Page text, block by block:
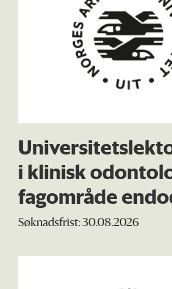
i klinisk
fagområde
Søknadsfrist: 30.08.2026